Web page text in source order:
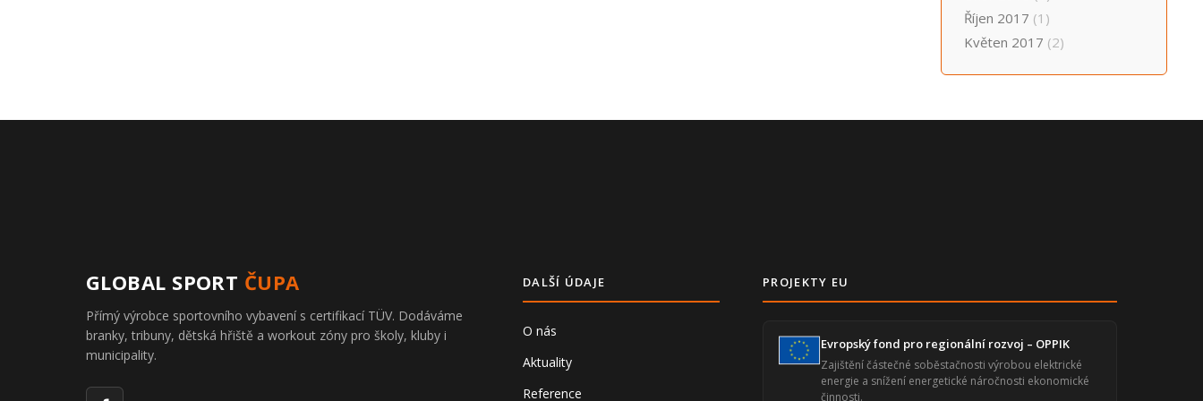
Říjen 2017 (1)
Květen 2017 (2)
GLOBAL SPORT ČUPA
Přímý výrobce sportovního vybavení s certifikací TÜV. Dodáváme
branky, tribuny, dětská hřiště a workout zóny pro školy, kluby i
municipality.
DALŠÍ ÚDAJE
O nás
Aktuality
Reference
PROJEKTY EU
Evropský fond pro regionální rozvoj – OPPIK
Zajištění částečné soběstačnosti výrobou elektrické
energie a snížení energetické náročnosti ekonomické
činnosti.